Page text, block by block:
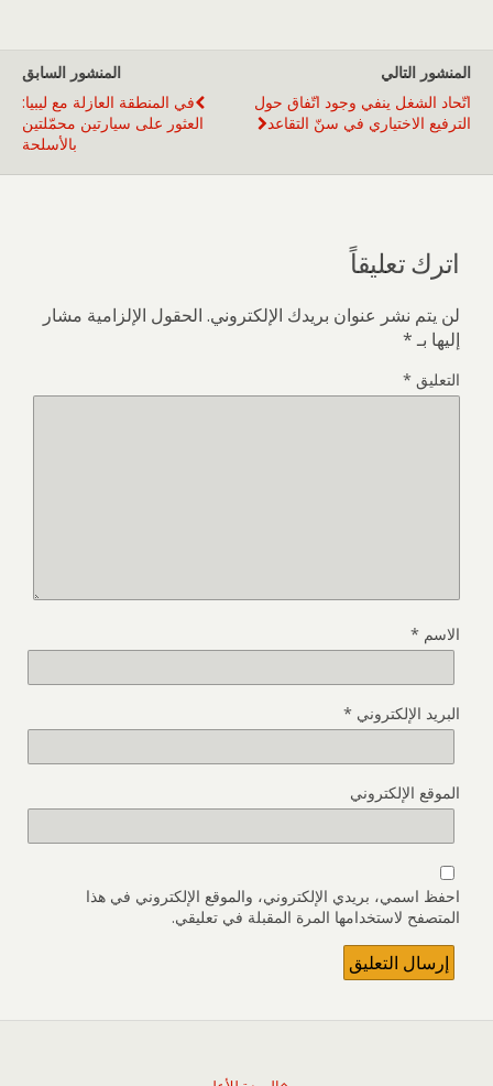
المنشور السابق
في المنطقة العازلة مع ليبيا:
العثور على سيارتين محمّلتين
بالأسلحة
المنشور التالي
اتّحاد الشغل ينفي وجود اتّفاق حول
الترفيع الاختياري في سنّ التقاعد
اترك تعليقاً
لن يتم نشر عنوان بريدك الإلكتروني. الحقول الإلزامية مشار
إليها بـ*
التعليق *
الاسم *
البريد الإلكتروني *
الموقع الإلكتروني
احفظ اسمي، بريدي الإلكتروني، والموقع الإلكتروني في هذا
المتصفح لاستخدامها المرة المقبلة في تعليقي.